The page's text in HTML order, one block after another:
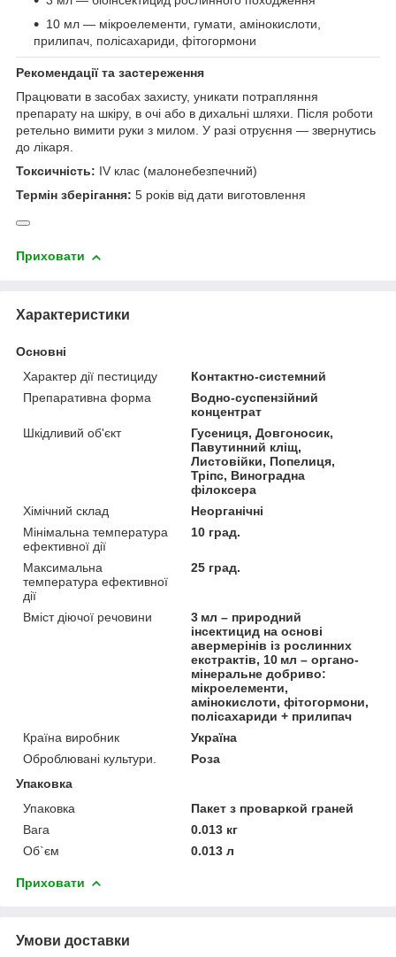
10 мл — мікроелементи, гумати, амінокислоти,
прилипач, полісахариди, фітогормони
Рекомендації та застереження
Працювати в засобах захисту, уникати потрапляння
препарату на шкіру, в очі або в дихальні шляхи. Після роботи
ретельно вимити руки з милом. У разі отруєння — звернутись
до лікаря.
Токсичність: IV клас (малонебезпечний)
Термін зберігання: 5 років від дати виготовлення
Приховати
Характеристики
Основні
Характер дії пестициду
Контактно-системний
Препаративна форма
Водно-суспензійний
концентрат
Шкідливий об'єкт
Гусениця, Довгоносик,
Павутинний кліщ,
Листовійки, Попелиця,
Тріпс, Виноградна
філоксера
Хімічний склад
Неорганічні
Мінімальна температура
ефективної дії
10 град.
Максимальна
температура ефективної
дії
25 град.
Вміст діючої речовини
3 мл – природний
інсектицид на основі
авермерінів із рослинних
екстрактів, 10 мл – органо-
мінеральне добриво:
мікроелементи,
амінокислоти, фітогормони,
полісахариди + прилипач
Країна виробник
Україна
Оброблювані культури.
Роза
Упаковка
Упаковка
Пакет з проваркой граней
Вага
0.013 кг
Об`єм
0.013 л
Приховати
Умови доставки